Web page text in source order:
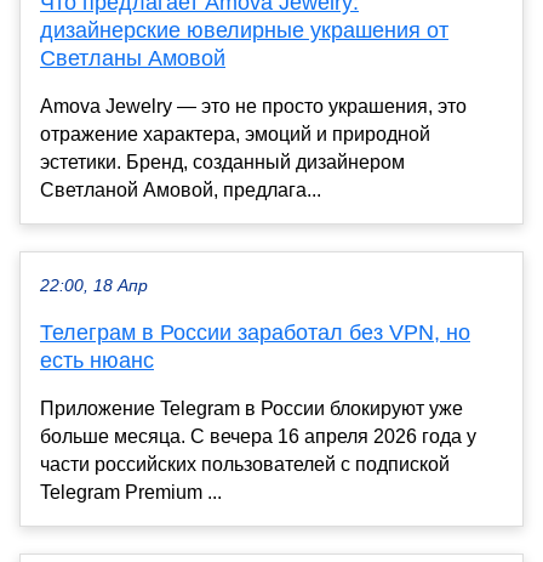
дизайнерские ювелирные украшения от
Светланы Амовой
Amova Jewelry — это не просто украшения, это
отражение характера, эмоций и природной
эстетики. Бренд, созданный дизайнером
Светланой Амовой, предлага...
22:00, 18 Апр
Телеграм в России заработал без VPN, но
есть нюанс
Приложение Telegram в России блокируют уже
больше месяца. С вечера 16 апреля 2026 года у
части российских пользователей с подпиской
Telegram Premium ...